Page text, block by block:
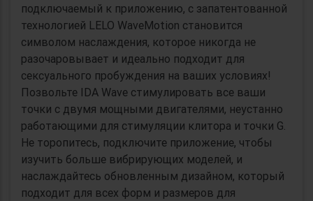
подключаемый к приложению, с запатентованной
технологией LELO WaveMotion становится
символом наслаждения, которое никогда не
разочаровывает и идеально подходит для
сексуального пробуждения на ваших условиях!
Позвольте IDA Wave стимулировать все ваши
точки с двумя мощными двигателями, неустанно
работающими для стимуляции клитора и точки G.
Не торопитесь, подключите приложение, чтобы
изучить больше вибрирующих моделей, и
наслаждайтесь обновленным дизайном, который
подходит для всех форм и размеров для